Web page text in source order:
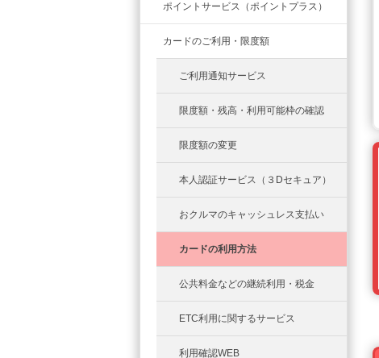
ポイントサービス（ポイントプラス）
カードのご利用・限度額
ご利用通知サービス
限度額・残高・利用可能枠の確認
限度額の変更
本人認証サービス（３Dセキュア）
おクルマのキャッシュレス支払い
カードの利用方法
公共料金などの継続利用・税金
ETC利用に関するサービス
利用確認WEB